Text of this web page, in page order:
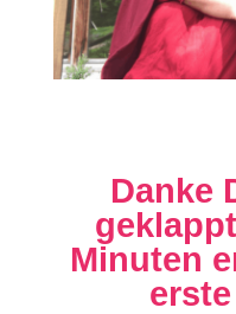
Danke
Minuten